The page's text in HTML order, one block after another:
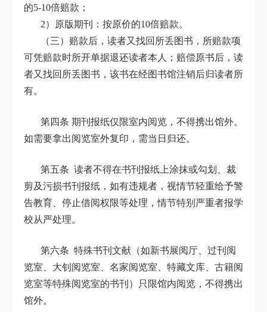
的5-10倍赔款；
2）原版期刊：按原价的10倍赔款。
（三）赔款后，读者又找回所丢图书，所赔款项
可凭赔款时所开单据退还读者本人；赔偿原书后，读
者又找回所丢图书，该书在经图书馆注销后归读者所
有。
第四条 期刊报纸仅限室内阅览，不得携出馆外。
如需要拿出阅览室外复印，需当日归还。
第五条 读者不得在书刊报纸上涂抹或勾划、裁
剪及污损书刊报纸，如有违规者，视情节轻重给予警
告教育、停止借阅权限等处理，情节特别严重者报学
校从严处理。
第六条 特殊书刊文献（如新书展阅厅、过刊阅
览室、大钊阅览室、名家阅览室、特藏文库、古籍阅
览室等特殊阅览室的书刊）只限馆内阅览，不得携出
馆外。